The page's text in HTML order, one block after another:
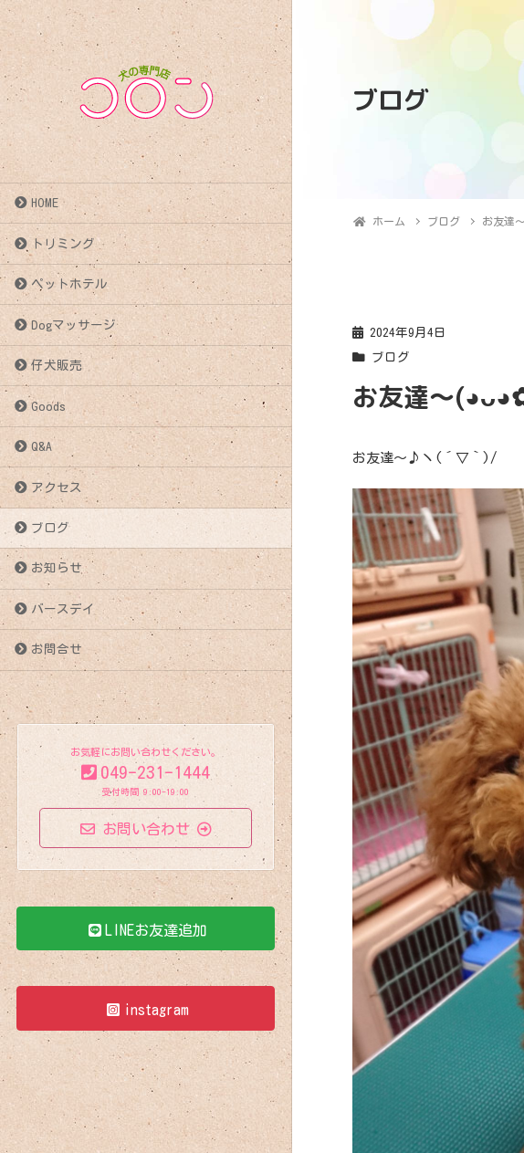
HOME
トリミング
ペットホテル
Dogマッサージ
仔犬販売
Goods
Q&A
アクセス
ブログ
お知らせ
バースデイ
お問合せ
お気軽にお問い合わせください。
049-231-1444
受付時間 9:00-19:00
お問い合わせ
LINEお友達追加
instagram
ブログ
ホーム ブログ お友達
2024年9月4日
ブログ
お友達〜
お友達～♪ヽ(´▽｀)/